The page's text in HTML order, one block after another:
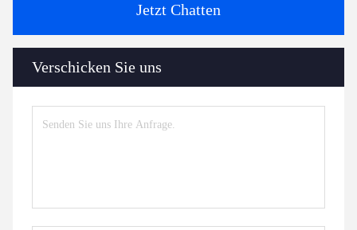
Jetzt Chatten
Verschicken Sie uns